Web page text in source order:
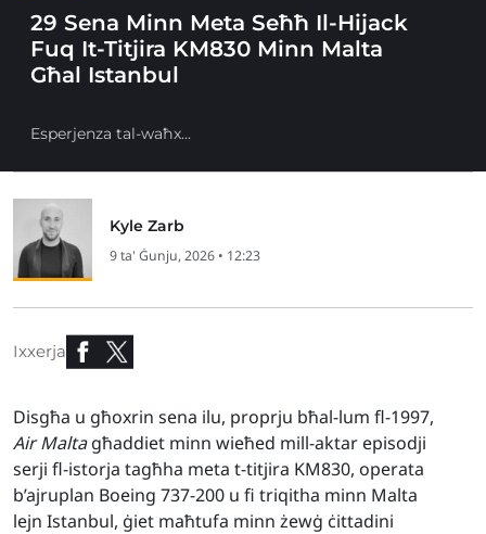
29 Sena Minn Meta Seħħ Il-Hijack
Fuq It-Titjira KM830 Minn Malta
Għal Istanbul
Esperjenza tal-waħx...
Kyle Zarb
9 ta' Ġunju, 2026 • 12:23
Ixxerja
Disgħa u għoxrin sena ilu, proprju bħal-lum fl-1997,
Air Maltagħaddiet minn wieħed mill-aktar episodji
serji fl-istorja tagħha meta t-titjira KM830, operata
b’ajruplan Boeing 737-200 u fi triqitha minn Malta
lejn Istanbul, ġiet maħtufa minn żewġ ċittadini